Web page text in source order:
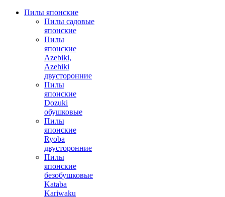
Пилы японские
Пилы садовые
японские
Пилы
японские
Azebiki,
Azehiki
двусторонние
Пилы
японские
Dozuki
обушковые
Пилы
японские
Ryoba
двусторонние
Пилы
японские
безобушковые
Kataba
Kariwaku